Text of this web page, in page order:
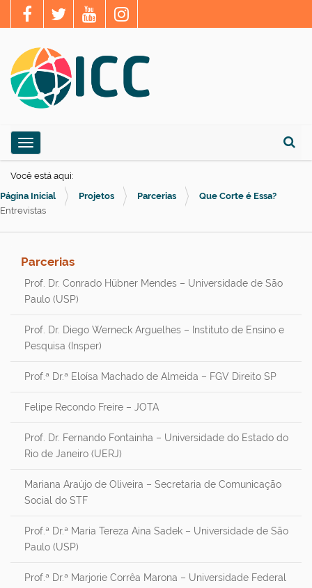
Busca
e
g
a
Toggle navigation
Você está aqui:
Página Inicial
Projetos Parcerias
Que Corte é Essa?
Entrevistas
Parcerias
Prof. Dr. Conrado Hübner Mendes – Universidade de São
Paulo (USP)
Prof. Dr. Diego Werneck Arguelhes – Instituto de Ensino e
Pesquisa (Insper)
Prof.ª Dr.ª Eloísa Machado de Almeida – FGV Direito SP
Felipe Recondo Freire – JOTA
Prof. Dr. Fernando Fontainha – Universidade do Estado do
Rio de Janeiro (UERJ)
Mariana Araújo de Oliveira – Secretaria de Comunicação
Social do STF
Prof.ª Dr.ª Maria Tereza Aina Sadek – Universidade de São
Paulo (USP)
Prof.ª Dr.ª Marjorie Corrêa Marona – Universidade Federal